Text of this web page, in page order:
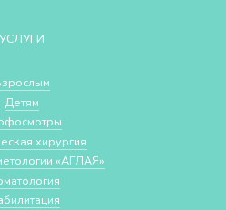
УСЛУГИ
Детям
хирургия
«АГЛАЯ»